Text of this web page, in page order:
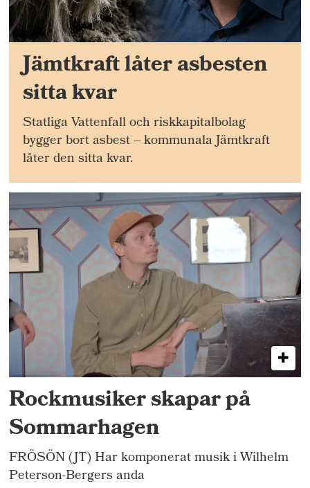
Jämtkraft låter asbesten
sitta kvar
Statliga Vattenfall och riskkapitalbolag
bygger bort asbest – kommunala Jämtkraft
låter den sitta kvar.
Rockmusiker skapar på
Sommarhagen
FRÖSÖN (JT) Har komponerat musik i Wilhelm
Peterson-Bergers anda